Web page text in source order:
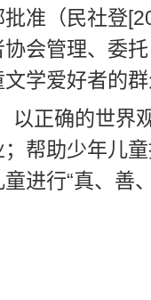
准（民社登
会管理、委
学爱好者的
以正确的世界
帮助少年儿
进行“真、善